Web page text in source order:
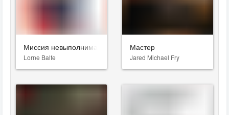
Миссия невыполнима: Последствия
Lorne Balfe
Мастер
Jared Michael Fry